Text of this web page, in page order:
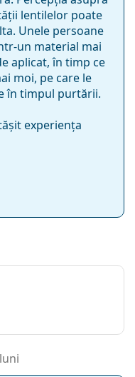
t
până la…
la…
lentilelor poate
Unele persoane
un material mai
aplicat, în timp ce
moi, pe care le
în timpul purtării.
experiența